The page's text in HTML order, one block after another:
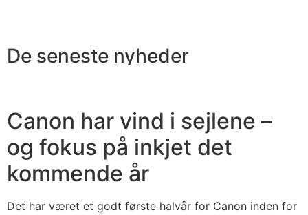
De seneste nyheder
Canon har vind i sejlene –
og fokus på inkjet det
kommende år
Det har været et godt første halvår for Canon inden for